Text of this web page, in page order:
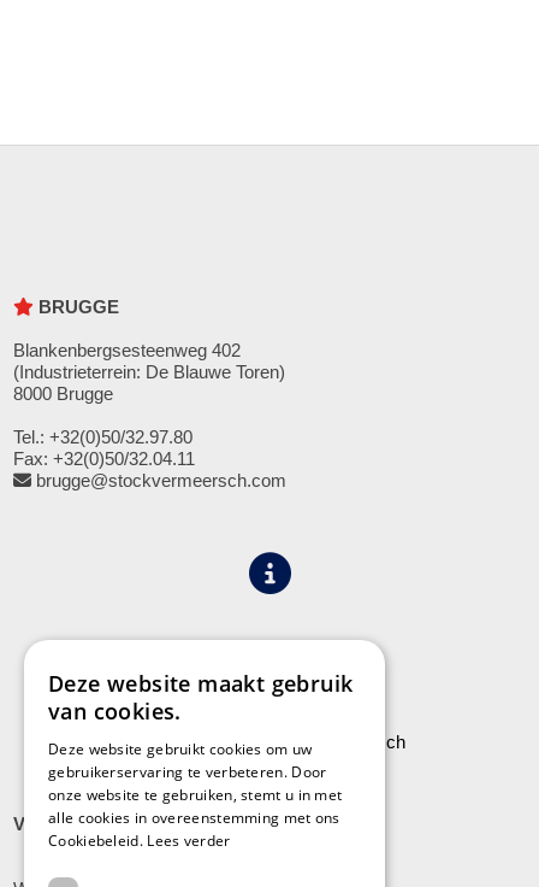
BRUGGE
Blankenbergsesteenweg 402
(Industrieterrein: De Blauwe Toren)
8000 Brugge
Tel.: +32(0)50/32.97.80
Fax: +32(0)50/32.04.11
brugge@stockvermeersch.com
Leveringen aan Stock Vermeersch
VLADSLO
Deze website maakt gebruik
van cookies.
Deze website gebruikt cookies om uw
gebruikerservaring te verbeteren. Door
onze website te gebruiken, stemt u in met
alle cookies in overeenstemming met ons
Cookiebeleid. Lees verder